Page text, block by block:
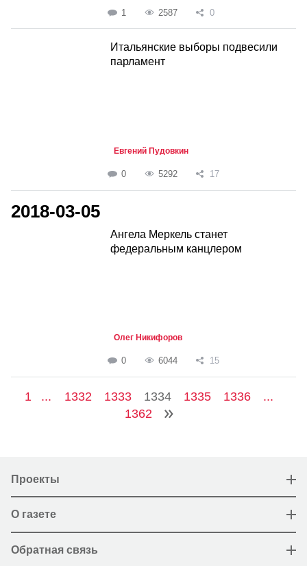
1 2587 0
Итальянские выборы подвесили
парламент
Евгений Пудовкин
0 5292 17
2018-03-05
Ангела Меркель станет
федеральным канцлером
Олег Никифоров
0 6044 15
1 ... 1332 1333 1334 1335 1336
...
1362
Проекты
О газете
Обратная связь